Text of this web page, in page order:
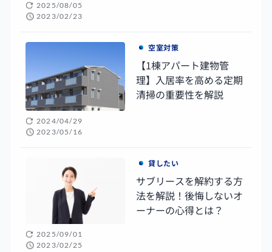
2025/08/05
2023/02/23
【1棟アパート建物管
理】入居率を高める定期
清掃の重要性を解説
空室対策
2024/04/29
2023/05/16
サブリースを解約する方
法を解説！後悔しないオ
ーナーの心得とは？
貸したい
2025/09/01
2023/02/25